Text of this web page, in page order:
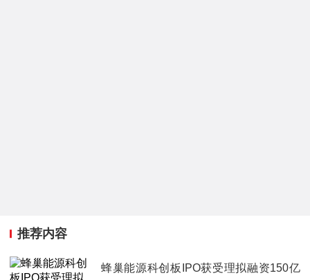
推荐内容
蜂巢能源科创板IPO获受理拟融资150亿